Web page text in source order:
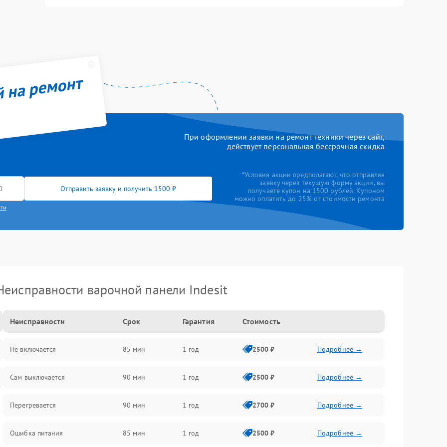
ремонт
При оформлении заявки на ремонт техники через сайт,
действует персональная бессрочная скидка
Отправить заявку и получить 1500 ₽
*Условия акции предполагают, что отправляя
заявку через текущую форму акции, вы
получаете купон на 1500 рублей. Купоном
можно оплатить до 25% от стоимости ремонта
варочной панели Indesit
Неисправности Срок Гарантия Стоимость
Не включается 85 мин 1 год 2500 ₽ Подробнее →
Сам выключается 90 мин 1 год 2500 ₽ Подробнее →
Перегревается 90 мин 1 год 2700 ₽ Подробнее →
Ошибка питания 85 мин 1 год 2500 ₽ Подробнее →